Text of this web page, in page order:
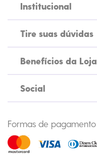
Institucional
Tire suas dúvidas
Benefícios da Loja
Social
Formas de pagamento